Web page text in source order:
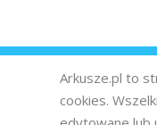
Arkusze.pl to
cookies.